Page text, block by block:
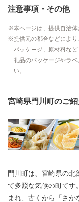
注意事項・その他
本ページは、提供自治体
提供元の都合などにより
パッケージ、原材料な
礼品のパッケージやラ
い。
宮崎県門川町のご紹
門川町は、宮崎県の北
で多照な気候の町です
まれ、古くから「さ